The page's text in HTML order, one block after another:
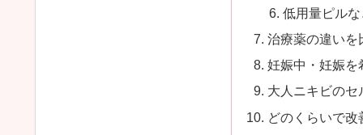
低用量ピル
治療薬の違いを
妊娠中・妊娠を
大人ニキビのセ
どのくらいで改